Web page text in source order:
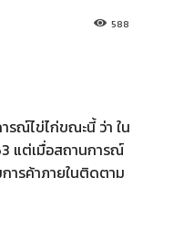
588
ณ์ไข่ไก่ขณะนี้ ว่า ใน
แต่เมื่อสถานการณ์
ารค้าภายในติดตาม